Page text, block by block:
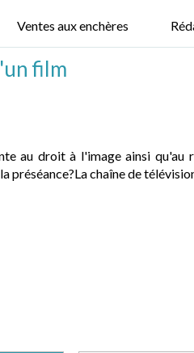
Ventes aux enchères
film
au droit à l'image ainsi qu'au
préséance?La chaîne de